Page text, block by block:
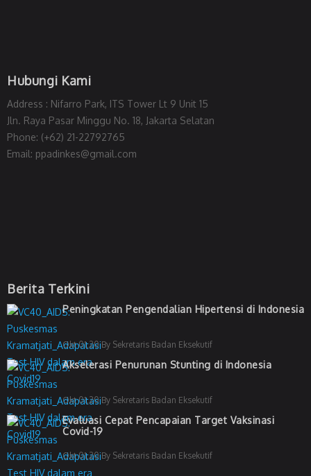
Hubungi Kami
Address : Nifarro Park, ITS Tower Lt 9 Unit 15
Jln. Raya Pasar Minggu No. 18, Jakarta Selatan
Phone: (+62) 21-22792765
Email: ppadinkes@gmail.com
Berita Terkini
Peningkatan Pengendalian Hipertensi di Indonesia
Okt 01,20 By Sekretaris Badan Eksekutif
Akselerasi Penurunan Stunting di Indonesia
Okt 01,20 By Sekretaris Badan Eksekutif
Evaluasi Cepat Pencapaian Target Vaksinasi
Covid-19
Okt 01,20 By Sekretaris Badan Eksekutif